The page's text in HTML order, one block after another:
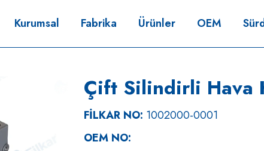
Kurumsal Fabrika Ürünler OEM
Çift Silindirli Hava
FİLKAR NO: 1002000-0001
OEM NO: